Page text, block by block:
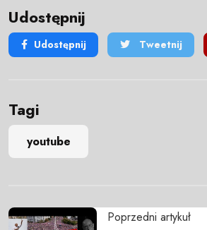
Udostępnij
Udostępnij Tweetnij
Tagi
youtube
Poprzedni artykuł